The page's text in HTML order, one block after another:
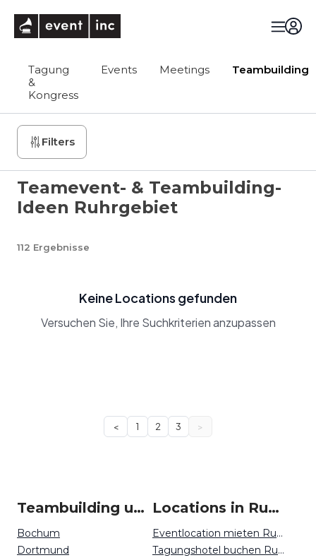
Tagung
&
Kongress
Events Meetings Teambuilding
Filters
Teamevent- & Teambuilding-
Ideen Ruhrgebiet
112 Ergebnisse
Keine Locations gefunden
Versuchen Sie, Ihre Suchkriterien anzupassen
< 1 2 3 >
Teambuilding um Ruhrgebiet
Bochum
Dortmund
Locations in Ruhrgebiet mieten
Eventlocation mieten Ruhrgebiet
Tagungshotel buchen Ruhrgebiet